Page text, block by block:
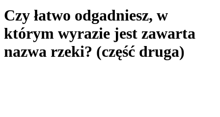
Czy łatwo odgadniesz, w
którym wyrazie jest zawarta
nazwa rzeki? (część druga)